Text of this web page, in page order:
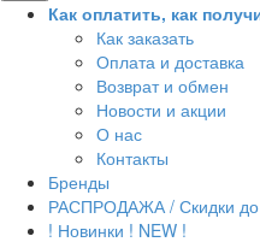
Как оплатить, как
Как заказать
Оплата и доставка
Возврат и обмен
Новости и акции
О нас
Контакты
Бренды
РАСПРОДАЖА / Скидки до
! Новинки ! NEW !